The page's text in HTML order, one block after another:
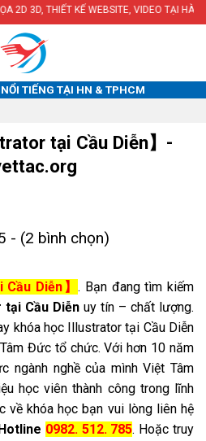
KẾ WEBSITE, VIDEO TẠI HÀ NỘI & TPHCM
TIẾNG TẠI HN & TPHCM
tại Cầu Diễn】-
- (2 bình chọn)
Cầu Diễn】. Bạn đang tìm kiếm
Cầu Diễn uy tín – chất lượng.
khóa học Illustrator tại Cầu Diễn
Đức tổ chức. Với hơn 10 năm
ngành nghề của mình Việt Tâm
học viên thành công trong lĩnh
về khóa học bạn vui lòng liên hệ
Hotline 0982. 512. 785. Hoặc truy